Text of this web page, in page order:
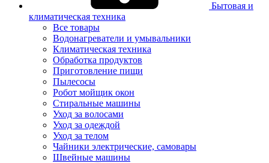
Бытовая и
климатическая техника
Все товары
Водонагреватели и умывальники
Климатическая техника
Обработка продуктов
Приготовление пищи
Пылесосы
Робот мойщик окон
Стиральные машины
Уход за волосами
Уход за одеждой
Уход за телом
Чайники электрические, самовары
Швейные машины